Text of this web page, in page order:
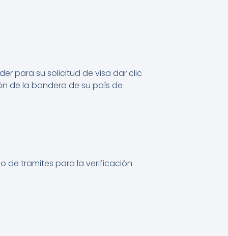
para su solicitud de visa dar clic
de la bandera de su país de
de tramites para la verificación